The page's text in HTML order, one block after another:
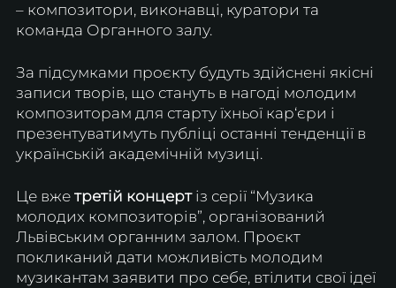
– композитори, виконавці, куратори та
команда Органного залу.
За підсумками проєкту будуть здійснені якісні
записи творів, що стануть в нагоді молодим
композиторам для старту їхньої кар‘єри і
презентуватимуть публіці останні тенденції в
українській академічній музиці.
Це вже третій концерт із серії “Музика
молодих композиторів”, організований
Львівським органним залом. Проєкт
покликаний дати можливість молодим
музикантам заявити про себе, втілити свої ідеї